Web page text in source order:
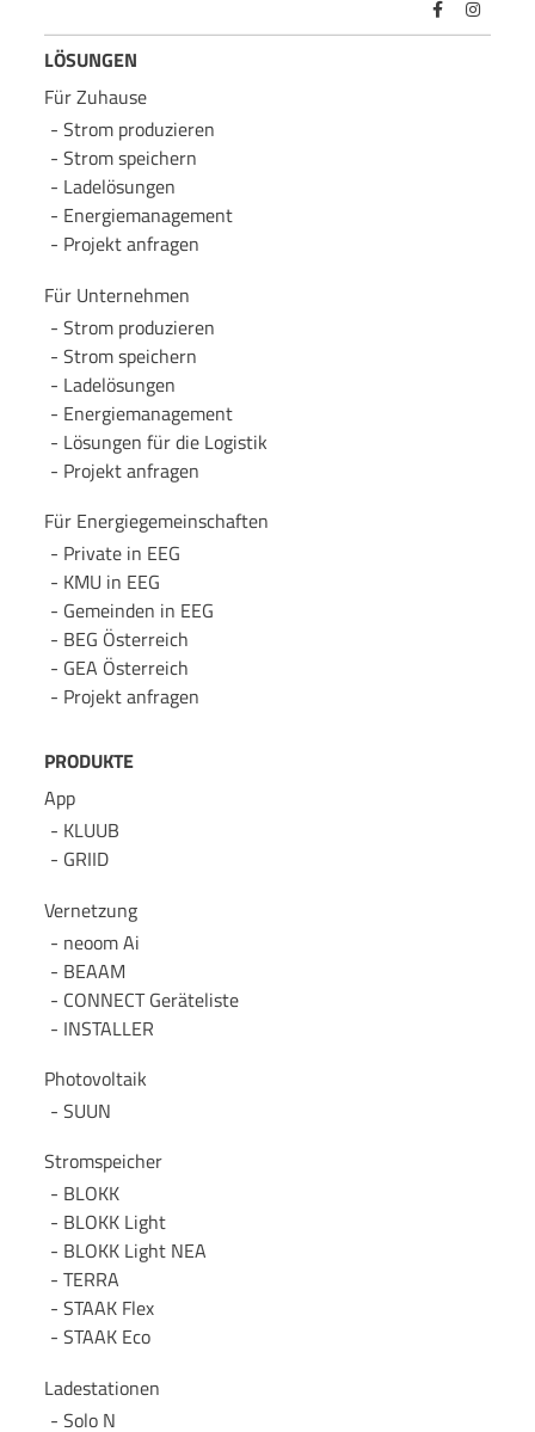
LÖSUNGEN
Für Zuhause
Strom produzieren
Strom speichern
Lade­lösungen
Energie­management
Projekt anfragen
Für Unternehmen
Strom produzieren
Strom speichern
Lade­lösungen
Energie­management
Lösungen für die Logistik
Projekt anfragen
Für Energie­gemeinschaften
Private in EEG
KMU in EEG
Gemeinden in EEG
BEG Österreich
GEA Österreich
Projekt anfragen
PRODUKTE
App
KLUUB
GRIID
Vernetzung
neoom Ai
BEAAM
CONNECT Geräteliste
INSTALLER
Photovoltaik
SUUN
Stromspeicher
BLOKK
BLOKK Light
BLOKK Light NEA
TERRA
STAAK Flex
STAAK Eco
Ladestationen
Solo N